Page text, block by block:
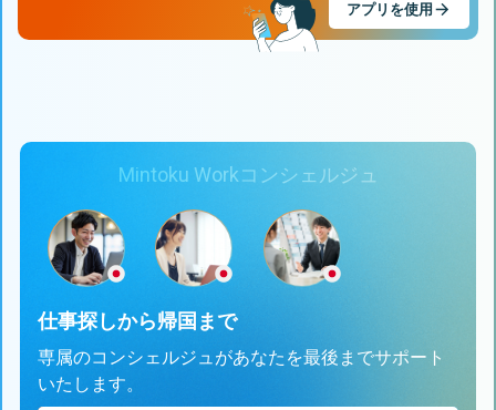
アプリを使用
Mintoku Workコンシェルジュ
仕事探しから帰国まで
専属のコンシェルジュがあなたを最後までサポート
いたします。